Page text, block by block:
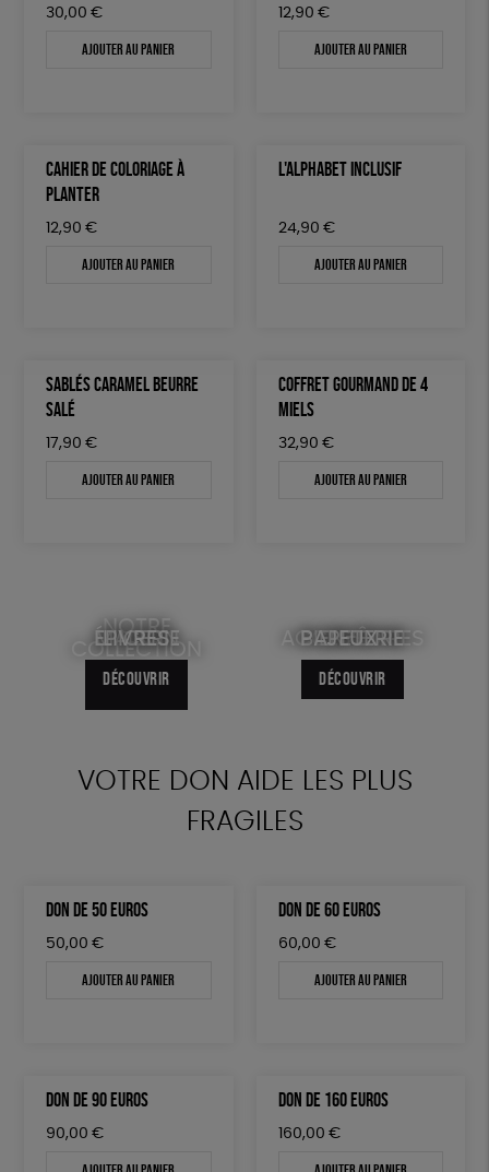
30,00 €
Ajouter au panier
12,90 €
Ajouter au panier
CAHIER DE COLORIAGE À
PLANTER
12,90 €
Ajouter au panier
L'ALPHABET INCLUSIF
24,90 €
Ajouter au panier
SABLÉS CARAMEL BEURRE
SALÉ
17,90 €
Ajouter au panier
COFFRET GOURMAND DE 4
MIELS
32,90 €
Ajouter au panier
NOTRE
COLLECTION
DÉCOUVRIR
ACCESSOIRES
DÉCOUVRIR
MAISON
DÉCOUVRIR
BIEN-ÊTRE
DÉCOUVRIR
ÉPICERIE
DÉCOUVRIR
PAPETERIE
DÉCOUVRIR
LIVRES
DÉCOUVRIR
JEUX
DÉCOUVRIR
VOTRE DON AIDE LES PLUS
FRAGILES
DON DE 50 EUROS
50,00 €
Ajouter au panier
DON DE 60 EUROS
60,00 €
Ajouter au panier
DON DE 90 EUROS
90,00 €
DON DE 160 EUROS
160,00 €